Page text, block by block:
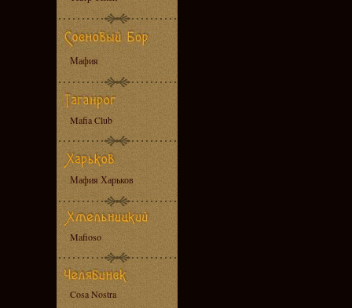
Мафия
Mafia Club
Мафия Харьков
Mafioso
Cosa Nostra